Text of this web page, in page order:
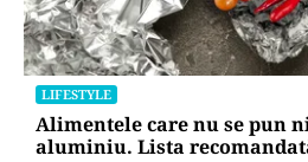
LIFESTYLE
Alimentele care nu se pun
aluminiu. Lista